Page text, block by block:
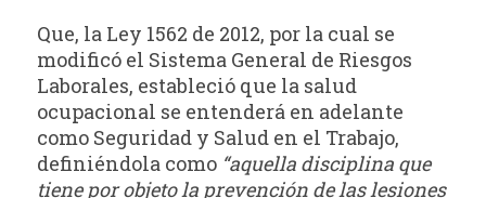
Que, la Ley 1562 de 2012, por la cual se
modificó el Sistema General de Riesgos
Laborales, estableció que la salud
ocupacional se entenderá en adelante
como Seguridad y Salud en el Trabajo,
definiéndola como “aquella disciplina que
tiene por objeto la prevención de las lesiones